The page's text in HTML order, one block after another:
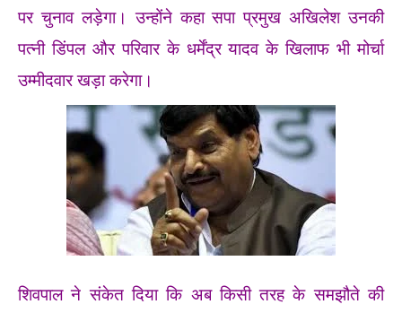
पर चुनाव लड़ेगा। उन्होंने कहा सपा प्रमुख अखिलेश उनकी
पत्नी डिंपल और परिवार के धर्मेंद्र यादव के खिलाफ भी मोर्चा
उम्मीदवार खड़ा करेगा।
शिवपाल ने संकेत दिया कि अब किसी तरह के समझौते की